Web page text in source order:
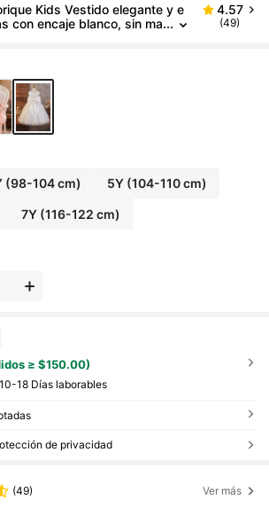
Kids Vestido elegante y e
con encaje blanco, sin ma
4.57
(49)
(98-104 cm) 5Y (104-110 cm)
7Y (116-122 cm)
≥ $150.00)
10-18 Días laborables
de privacidad
(49) Ver más